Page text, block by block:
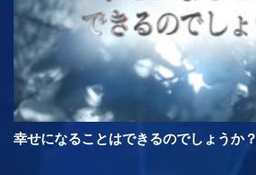
幸せになることはできるのでしょうか？